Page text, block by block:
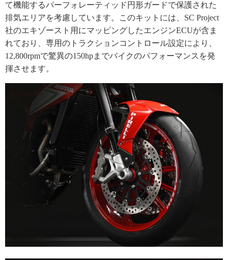
て機能するパーフォレーティッド円形ガードで保護された
排気エリアを考慮しています。このキットには、SC Project
社のエキゾースト用にマッピングしたエンジンECUが含ま
れており、専用のトラクションコントロール設定により、
12,800rpmで驚異の150hpまでバイクのパフォーマンスを発
揮させます。